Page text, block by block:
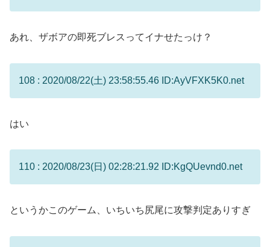
あれ、ザボアの即死ブレスってイナせたっけ？
108 : 2020/08/22(土) 23:58:55.46 ID:AyVFXK5K0.net
はい
110 : 2020/08/23(日) 02:28:21.92 ID:KgQUevnd0.net
というかこのゲーム、いちいち尻尾に攻撃判定ありすぎ